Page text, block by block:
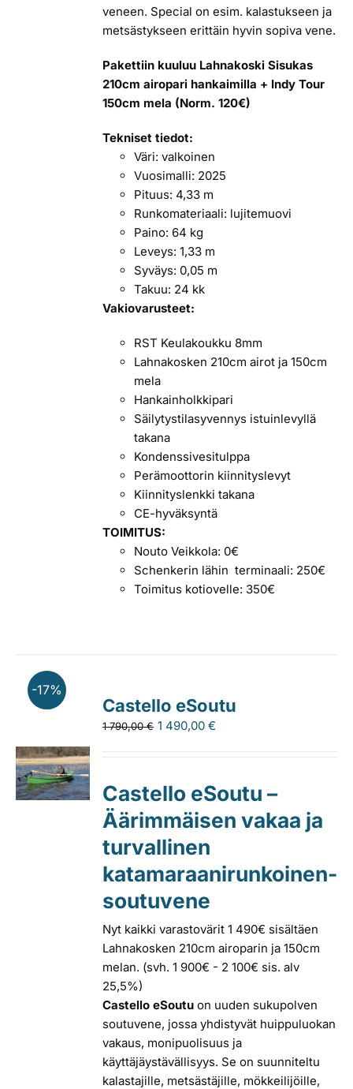
veneen. Special on esim. kalastukseen ja
metsästykseen erittäin hyvin sopiva vene.
Pakettiin kuuluu Lahnakoski Sisukas
210cm airopari hankaimilla + Indy Tour
150cm mela (Norm. 120€)
Tekniset tiedot:
Väri: valkoinen
Vuosimalli: 2025
Pituus: 4,33 m
Runkomateriaali: lujitemuovi
Paino: 64 kg
Leveys: 1,33 m
Syväys: 0,05 m
Takuu: 24 kk
Vakiovarusteet:
RST Keulakoukku 8mm
Lahnakosken 210cm airot ja 150cm
mela
Hankainholkkipari
Säilytystilasyvennys istuinlevyllä
takana
Kondenssivesitulppa
Perämoottorin kiinnityslevyt
Kiinnityslenkki takana
CE-hyväksyntä
TOIMITUS:
Nouto Veikkola: 0€
Schenkerin lähin terminaali: 250€
Toimitus kotiovelle: 350€
-17%
Castello eSoutu
1 790,00€ 1 490,00€
Castello eSoutu –
Äärimmäisen vakaa ja
turvallinen
katamaraanirunkoinen-
soutuvene
Nyt kaikki varastovärit 1 490€ sisältäen
Lahnakosken 210cm airoparin ja 150cm
melan. (svh. 1 900€ - 2 100€ sis. alv
25,5%)
Castello eSoutu on uuden sukupolven
soutuvene, jossa yhdistyvät huippuluokan
vakaus, monipuolisuus ja
käyttäjäystävällisyys. Se on suunniteltu
kalastajille, metsästäjille, mökkeilijöille,